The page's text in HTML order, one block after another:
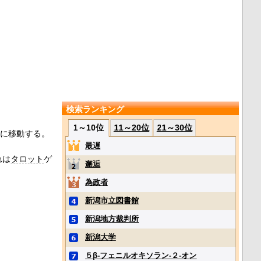
移動する。
はタロットゲ
検索ランキング
1～10位
11～20位 21～30位
最遅
邂逅
為政者
新潟市立図書館
新潟地方裁判所
新潟大学
５β‐フェニルオキソラン‐２‐オン